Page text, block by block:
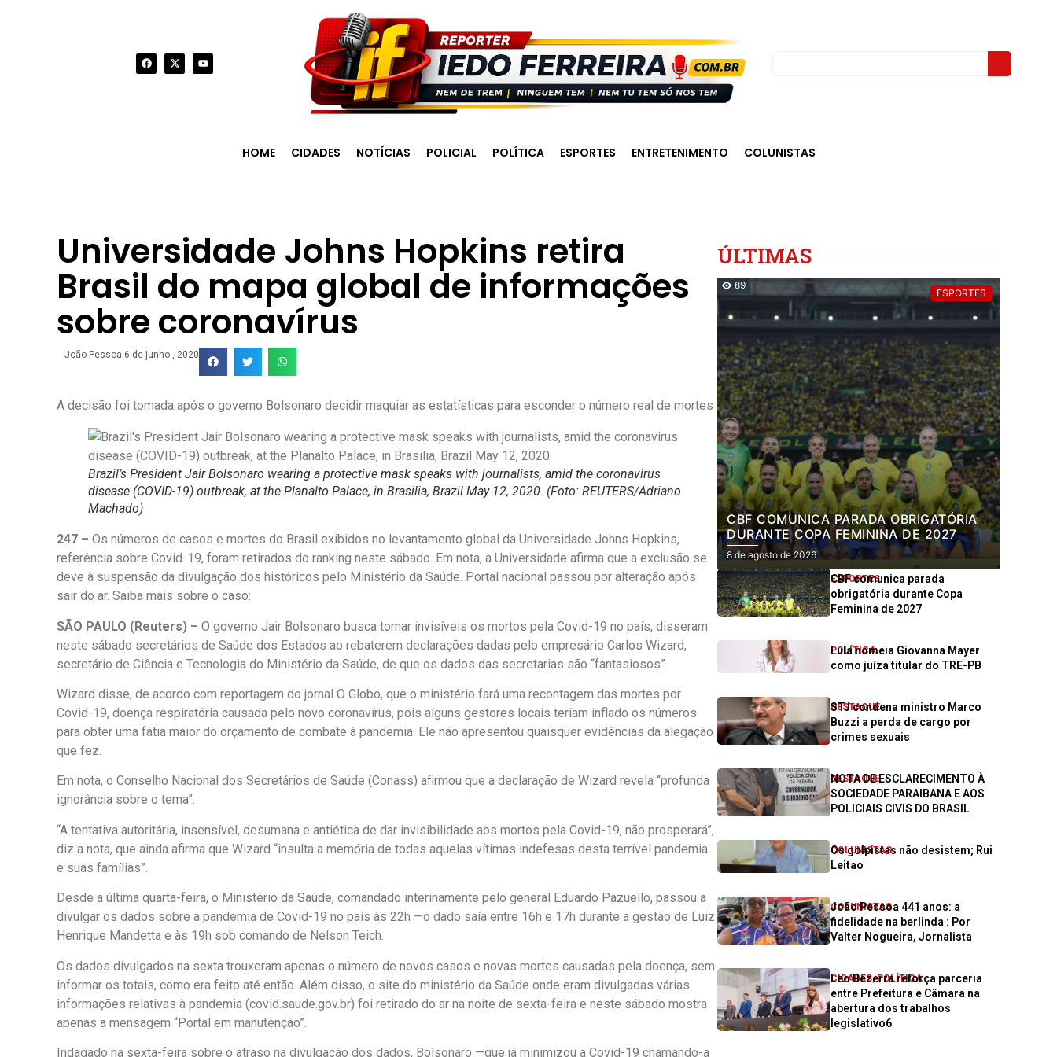
HOME CIDADES NOTÍCIAS POLICIAL POLÍTICA ESPORTES ENTRETENIMENTO COLUNISTAS
Universidade Johns Hopkins retira
Brasil do mapa global de informações
sobre coronavírus
João Pessoa 6 de junho , 2020
A decisão foi tomada após o governo Bolsonaro decidir maquiar as estatísticas para esconder o número real de mortes
Brazil’s President Jair Bolsonaro wearing a protective mask speaks with journalists, amid the coronavirus
disease (COVID-19) outbreak, at the Planalto Palace, in Brasilia, Brazil May 12, 2020. (Foto: REUTERS/Adriano
Machado)
247 – Os números de casos e mortes do Brasil exibidos no levantamento global da Universidade Johns Hopkins,
referência sobre Covid-19, foram retirados do ranking neste sábado. Em nota, a Universidade afirma que a exclusão se
deve à suspensão da divulgação dos históricos pelo Ministério da Saúde. Portal nacional passou por alteração após
sair do ar. Saiba mais sobre o caso:
SÃO PAULO (Reuters) – O governo Jair Bolsonaro busca tornar invisíveis os mortos pela Covid-19 no país, disseram
neste sábado secretários de Saúde dos Estados ao rebaterem declarações dadas pelo empresário Carlos Wizard,
secretário de Ciência e Tecnologia do Ministério da Saúde, de que os dados das secretarias são “fantasiosos”.
Wizard disse, de acordo com reportagem do jornal O Globo, que o ministério fará uma recontagem das mortes por
Covid-19, doença respiratória causada pelo novo coronavírus, pois alguns gestores locais teriam inflado os números
para obter uma fatia maior do orçamento de combate à pandemia. Ele não apresentou quaisquer evidências da alegação
que fez.
Em nota, o Conselho Nacional dos Secretários de Saúde (Conass) afirmou que a declaração de Wizard revela “profunda
ignorância sobre o tema”.
“A tentativa autoritária, insensível, desumana e antiética de dar invisibilidade aos mortos pela Covid-19, não prosperará”,
diz a nota, que ainda afirma que Wizard “insulta a memória de todas aquelas vítimas indefesas desta terrível pandemia
e suas famílias”.
Desde a última quarta-feira, o Ministério da Saúde, comandado interinamente pelo general Eduardo Pazuello, passou a
divulgar os dados sobre a pandemia de Covid-19 no país às 22h —o dado saía entre 16h e 17h durante a gestão de Luiz
Henrique Mandetta e às 19h sob comando de Nelson Teich.
Os dados divulgados na sexta trouxeram apenas o número de novos casos e novas mortes causadas pela doença, sem
informar os totais, como era feito até então. Além disso, o site do ministério da Saúde onde eram divulgadas várias
informações relativas à pandemia (covid.saude.gov.br) foi retirado do ar na noite de sexta-feira e neste sábado mostra
apenas a mensagem “Portal em manutenção”.
Indagado na sexta-feira sobre o atraso na divulgação dos dados, Bolsonaro —que já minimizou a Covid-19 chamando-a
ÚLTIMAS
89
ESPORTES
CBF COMUNICA PARADA OBRIGATÓRIA
DURANTE COPA FEMININA DE 2027
8 de agosto de 2026
ESPORTES
CBF comunica parada
obrigatória durante Copa
Feminina de 2027
POLÍTICA
Lula nomeia Giovanna Mayer
como juíza titular do TRE-PB
DESTAQUE
STJ condena ministro Marco
Buzzi a perda de cargo por
crimes sexuais
DESTAQUE
NOTA DE ESCLARECIMENTO À
SOCIEDADE PARAIBANA E AOS
POLICIAIS CIVIS DO BRASIL
COLUNISTAS
Os golpistas não desistem; Rui
Leitao
COLUNISTAS
João Pessoa 441 anos: a
fidelidade na berlinda : Por
Valter Nogueira, Jornalista
CIDADES,POLÍTICA
Leo Bezerra reforça parceria
entre Prefeitura e Câmara na
abertura dos trabalhos
legislativo6